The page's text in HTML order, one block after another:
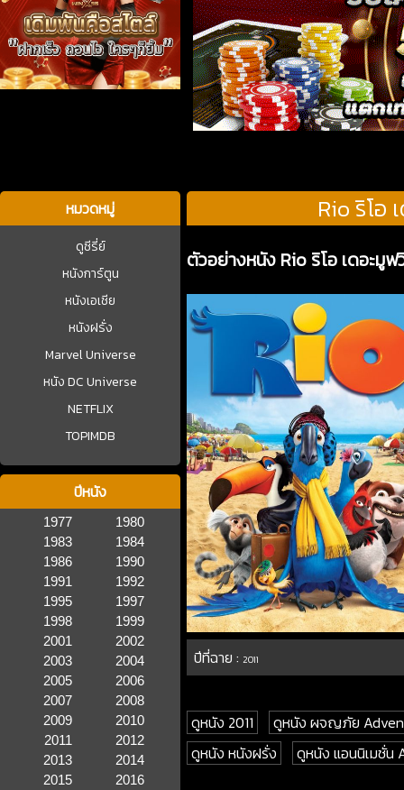
หมวดหมู่
ดูซีรี่ย์
หนังการ์ตูน
หนังเอเชีย
หนังฝรั่ง
Marvel Universe
หนัง DC Universe
NETFLIX
TOPIMDB
ปีหนัง
1977
1980
1983
1984
1986
1990
1991
1992
1995
1997
1998
1999
2001
2002
2003
2004
2005
2006
2007
2008
2009
2010
2011
2012
2013
2014
2015
2016
Rio ริโอ
ตัวอย่างหนัง Rio ริโอ เดอะมู
ปีที่ฉาย :2011
ดูหนัง 2011
ดูหนัง ผจญภัย
ดูหนัง หนังฝรั่ง
ดูหนัง แอนนิเมชั่น